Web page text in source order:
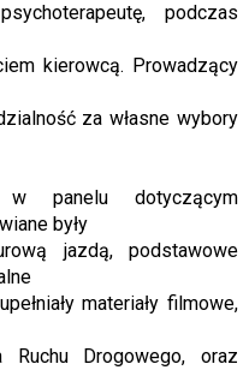
podczas
kierowcą. Prowadzący
za własne wybory
w panelu dotyczącym
były
jazdą, podstawowe
materiały filmowe,
Ruchu Drogowego, oraz